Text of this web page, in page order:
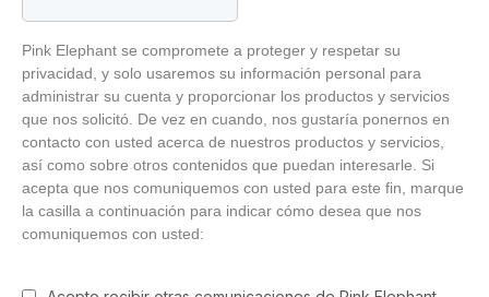
Pink Elephant se compromete a proteger y respetar su
privacidad, y solo usaremos su información personal para
administrar su cuenta y proporcionar los productos y servicios
que nos solicitó. De vez en cuando, nos gustaría ponernos en
contacto con usted acerca de nuestros productos y servicios,
así como sobre otros contenidos que puedan interesarle. Si
acepta que nos comuniquemos con usted para este fin, marque
la casilla a continuación para indicar cómo desea que nos
comuniquemos con usted: